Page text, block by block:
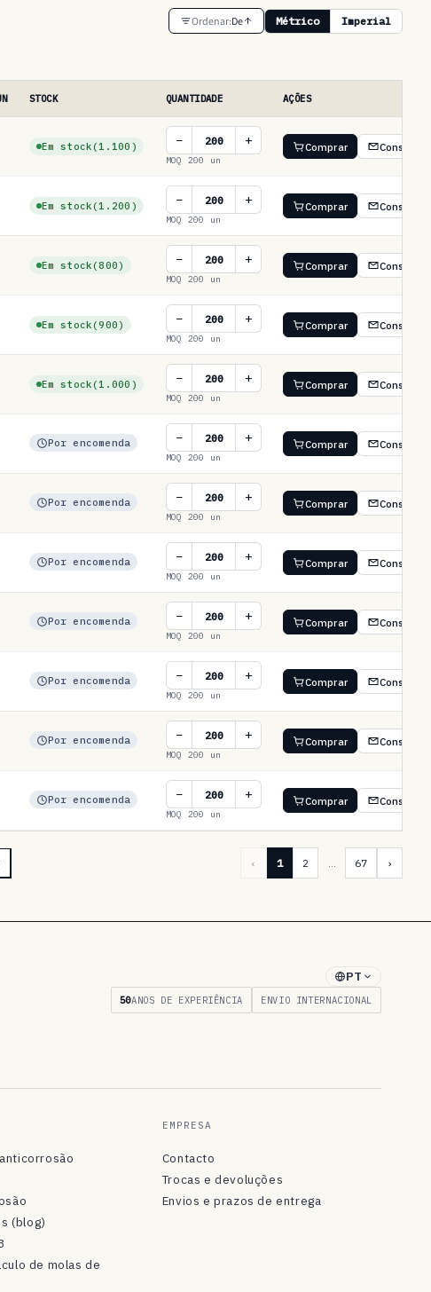
Ordenar:De Métrico Imperial
STOCK QUANTIDADE AÇÕES
Em stock(1.100) − +
MOQ 200 un
Comprar Consultar
Em stock(1.200) − +
MOQ 200 un
Comprar Consultar
Em stock(800) − +
MOQ 200 un
Comprar Consultar
Em stock(900) − +
MOQ 200 un
Comprar Consultar
Em stock(1.000) − +
MOQ 200 un
Comprar Consultar
Por encomenda − +
MOQ 200 un
Comprar Consultar
Por encomenda − +
MOQ 200 un
Comprar Consultar
Por encomenda − +
MOQ 200 un
Comprar Consultar
Por encomenda − +
MOQ 200 un
Comprar Consultar
Por encomenda − +
MOQ 200 un
Comprar Consultar
Por encomenda − +
MOQ 200 un
Comprar Consultar
Por encomenda − +
MOQ 200 un
Comprar Consultar
‹ 1 2 … 67 ›
PT
50ANOS DE EXPERIÊNCIA ENVIO INTERNACIONAL
(blog)
de molas de
EMPRESA
Contacto
Trocas e devoluções
Envios e prazos de entrega